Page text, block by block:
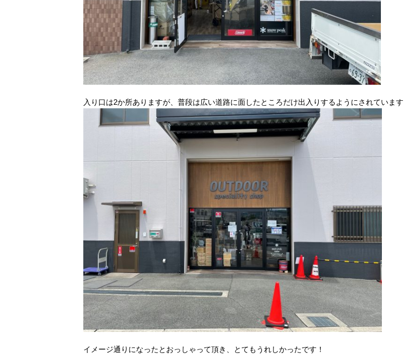
入り口は2か所ありますが、普段は広い道路に面したところだけ出入りするようにされています
イメージ通りになったとおっしゃって頂き、とてもうれしかったです！